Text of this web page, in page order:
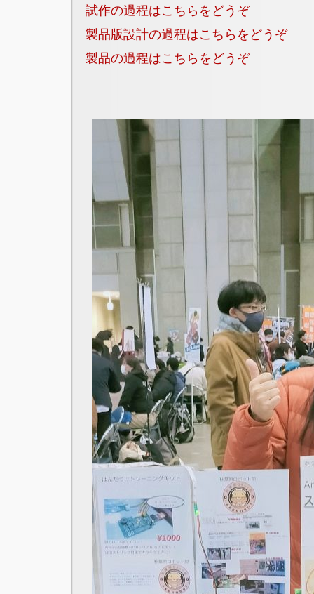
試作の過程はこちらをどうぞ
製品版設計の過程はこちらをどうぞ
製品の過程はこちらをどうぞ